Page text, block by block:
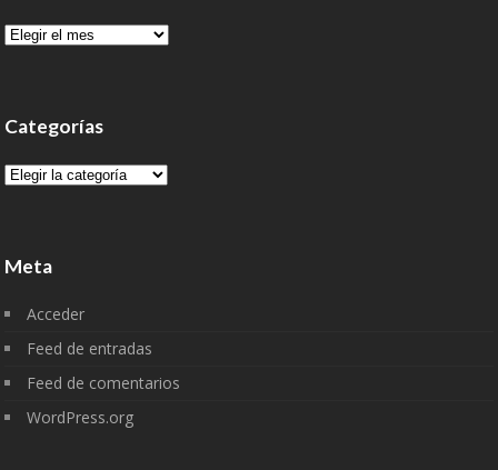
Archivo
Categorías
Categorías
Meta
Acceder
Feed de entradas
Feed de comentarios
WordPress.org